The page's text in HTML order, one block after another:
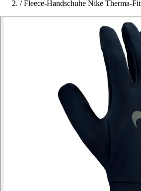
/ Fleece-Handschuhe Nike Therma-Fit